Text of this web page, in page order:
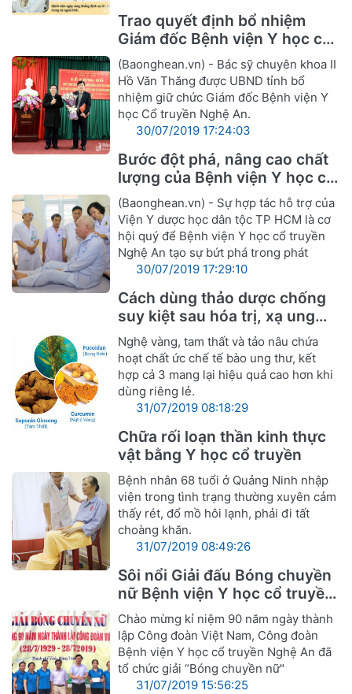
Trao quyết định bổ nhiệm
Giám đốc Bệnh viện Y học cổ
truyền Nghệ An
(Baonghean.vn) - Bác sỹ chuyên khoa II
Hồ Văn Thăng được UBND tỉnh bổ
nhiệm giữ chức Giám đốc Bệnh viện Y
học Cổ truyền Nghệ An.
30/07/2019 17:24:03
Bước đột phá, nâng cao chất
lượng của Bệnh viện Y học cổ
truyền Nghệ An
(Baonghean.vn) - Sự hợp tác hỗ trợ của
Viện Y dược học dân tộc TP HCM là cơ
hội quý để Bệnh viện Y học cổ truyền
Nghệ An tạo sự bứt phá trong phát
30/07/2019 17:29:10
Cách dùng thảo dược chống
suy kiệt sau hóa trị, xạ ung
thư
Nghệ vàng, tam thất và tảo nâu chứa
hoạt chất ức chế tế bào ung thư, kết
hợp cả 3 mang lại hiệu quả cao hơn khi
dùng riêng lẻ.
31/07/2019 08:18:29
Chữa rối loạn thần kinh thực
vật bằng Y học cổ truyền
Bệnh nhân 68 tuổi ở Quảng Ninh nhập
viện trong tình trạng thường xuyên cảm
thấy rét, đổ mồ hôi lạnh, phải đi tất
choàng khăn.
31/07/2019 08:49:26
Sôi nổi Giải đấu Bóng chuyền
nữ Bệnh viện Y học cổ truyền
Nghệ An
Chào mừng kỉ niệm 90 năm ngày thành
lập Công đoàn Việt Nam, Công đoàn
Bệnh viện Y học cổ truyền Nghệ An đã
tổ chức giải “Bóng chuyền nữ"
31/07/2019 15:56:25